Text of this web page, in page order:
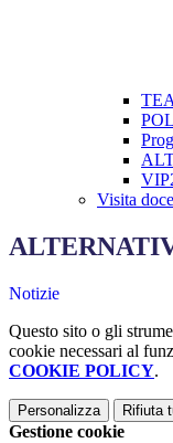
Visita
Notizie
Questo sito o gli
cookie necessari al
COOKIE POLICY.
Personalizza Rifiuta
Gestione cookie